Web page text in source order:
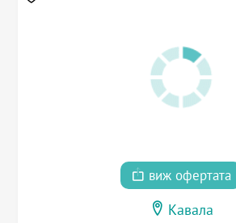
виж офертата
Кавала